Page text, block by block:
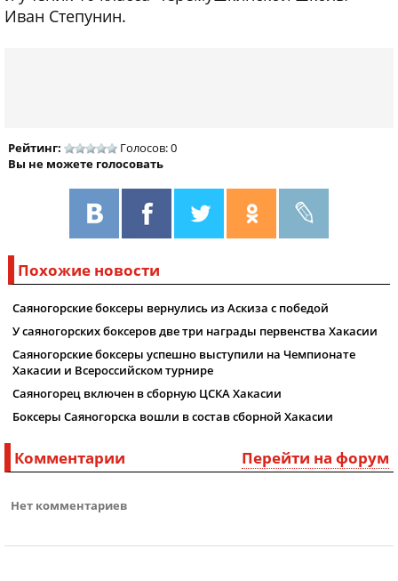
Иван Степунин.
Рейтинг:
Голосов: 0
Вы не можете голосовать
Похожие новости
Саяногорские боксеры вернулись из Аскиза с победой
У саяногорских боксеров две три награды первенства Хакасии
Саяногорские боксеры успешно выступили на Чемпионате
Хакасии и Всероссийском турнире
Саяногорец включен в сборную ЦСКА Хакасии
Боксеры Саяногорска вошли в состав сборной Хакасии
Перейти на форум
Комментарии
Нет комментариев